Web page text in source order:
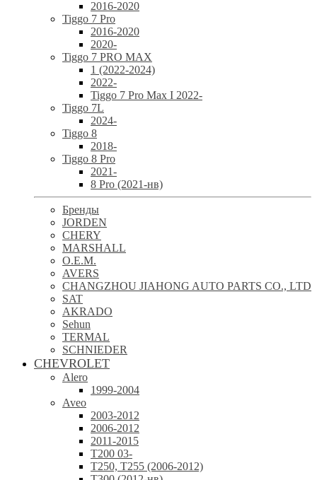
2016-2020
Tiggo 7 Pro
2016-2020
2020-
Tiggo 7 PRO MAX
1 (2022-2024)
2022-
Tiggo 7 Pro Max I 2022-
Tiggo 7L
2024-
Tiggo 8
2018-
Tiggo 8 Pro
2021-
8 Pro (2021-нв)
Бренды
JORDEN
CHERY
MARSHALL
O.E.M.
AVERS
CHANGZHOU JIAHONG AUTO PARTS CO., LTD
SAT
AKRADO
Sehun
TERMAL
SCHNIEDER
CHEVROLET
Alero
1999-2004
Aveo
2003-2012
2006-2012
2011-2015
T200 03-
T250, T255 (2006-2012)